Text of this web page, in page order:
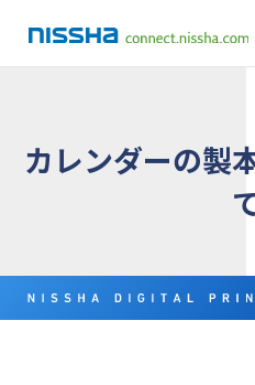
カレンダーの製